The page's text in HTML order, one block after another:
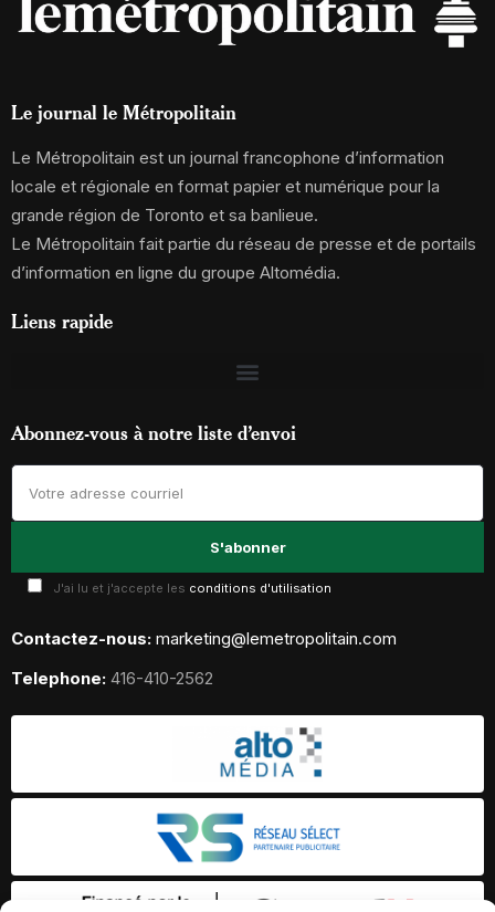
Le journal le Métropolitain
Le Métropolitain est un journal francophone d’information
locale et régionale en format papier et numérique pour la
grande région de Toronto et sa banlieue.
Le Métropolitain fait partie du réseau de presse et de portails
d’information en ligne du groupe Altomédia.
Liens rapide
Abonnez-vous à notre liste d’envoi
J'ai lu et j'accepte les conditions d'utilisation
Contactez-nous: marketing@lemetropolitain.com
Telephone: 416-410-2562